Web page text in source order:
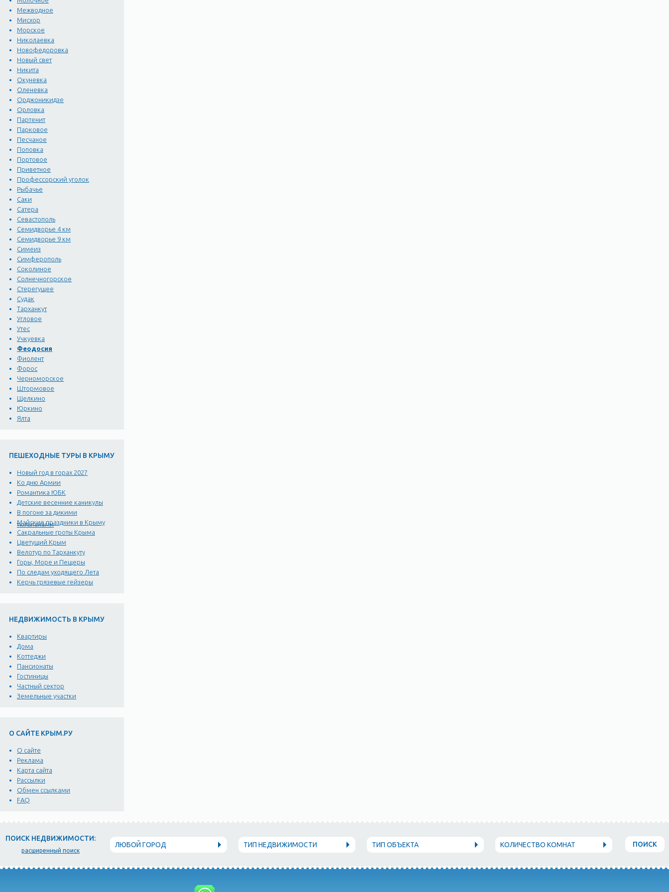
Межводное
Мисхор
Морское
Николаевка
Новофедоровка
Новый свет
Никита
Окуневка
Оленевка
Орджоникидзе
Орловка
Партенит
Парковое
Песчаное
Поповка
Портовое
Приветное
Профессорский уголок
Рыбачье
Саки
Сатера
Севастополь
Семидворье 4 км
Семидворье 9 км
Симеиз
Симферополь
Соколиное
Солнечногорское
Стерегущее
Судак
Тарханкут
Угловое
Утес
Учкуевка
Феодосия
Фиолент
Форос
Черноморское
Штормовое
Щелкино
Юркино
Ялта
ПЕШЕХОДНЫЕ ТУРЫ В КРЫМУ
Новый год в горах 2027
Ко дню Армии
Романтика ЮБК
Детские весенние каникулы
В погоне за дикими
тюльпанами
Майские праздники в Крыму
Сакральные гроты Крыма
Цветущий Крым
Велотур по Тарханкуту
Горы, Море и Пещеры
По следам уходящего Лета
Керчь грязевые гейзеры
НЕДВИЖИМОСТЬ В КРЫМУ
Квартиры
Дома
Коттеджи
Пансионаты
Гостиницы
Частный сектор
Земельные участки
О САЙТЕ КРЫМ.РУ
О сайте
Реклама
Карта сайта
Рассылки
Обмен ссылками
FAQ
ПОИСК НЕДВИЖИМОСТИ:
расширенный поиск
ЛЮБОЙ ГОРОД ТИП НЕДВИЖИМОСТИ ТИП ОБЪЕКТА КОЛИЧЕСТВО КОМНАТ ПОИСК